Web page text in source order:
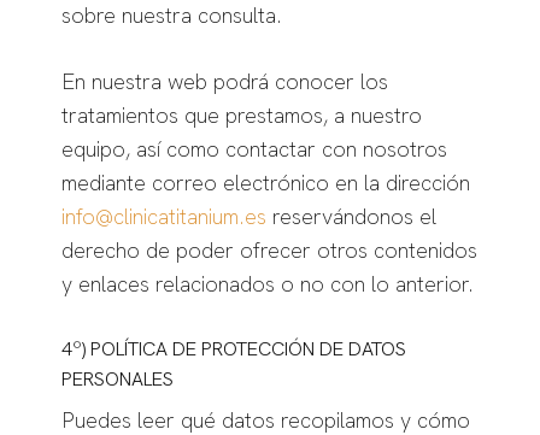
sobre nuestra consulta.
En nuestra web podrá conocer los
tratamientos que prestamos, a nuestro
equipo, así como contactar con nosotros
mediante correo electrónico en la dirección
info@clinicatitanium.es reservándonos el
derecho de poder ofrecer otros contenidos
y enlaces relacionados o no con lo anterior.
4º) POLÍTICA DE PROTECCIÓN DE DATOS
PERSONALES
Puedes leer qué datos recopilamos y cómo